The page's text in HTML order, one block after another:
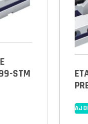
STM